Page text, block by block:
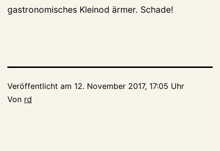
gastronomisches Kleinod ärmer. Schade!
Veröffentlicht am 12. November 2017, 17:05 Uhr
Von rd